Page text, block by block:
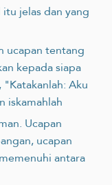
jelas dan yang
ucapan tentang
kepada siapa
Aku
iskamahlah
Ucapan
ucapan
antara